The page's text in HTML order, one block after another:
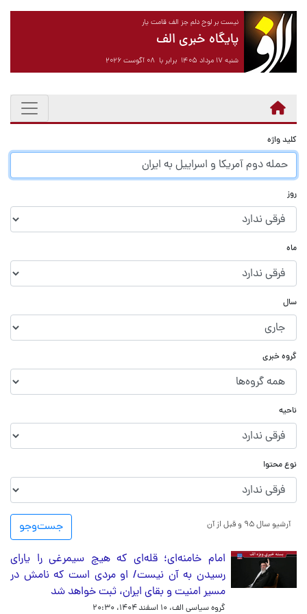
نیست بر لوح دلم جز الف قامت یار
پایگاه خبری الف
شنبه ۱۷ مرداد ۱۴۰۵ برابر با ۰۸ آگوست ۲۰۲۶
کلید واژه
روز
ماه
سال
گروه خبری
ناحیه
نوع محتوا
جست‌و‌جو آرشیو سال ۹۵ و قبل از آن
امام خامنه‌ای؛ قله‌ای که هیچ سیمرغی را یارای
رسیدن به آن نیست/ او مردی است که نامش در
مسیر امنیت و بقای ایران، ثبت خواهد شد
گروه سیاسی الف، ۱۰ اسفند ۱۴۰۴، ۲۰:۳۰